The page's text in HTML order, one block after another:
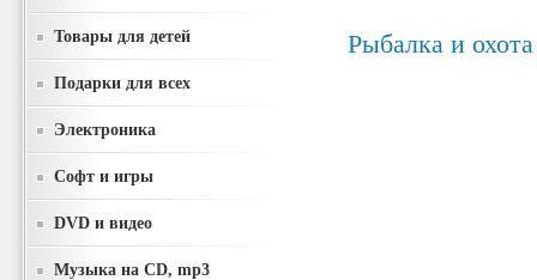
Товары для детей
Подарки для всех
Электроника
Софт и игры
DVD и видео
Музыка на CD, mp3
Рыбалка и охота